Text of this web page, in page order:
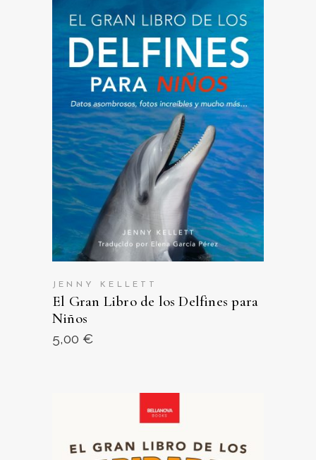
VER EN AMAZON
JENNY KELLETT
El Gran Libro de los Delfines para
Niños
5,00 €